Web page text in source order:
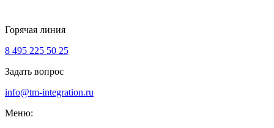
Горячая линия
8 495 225 50 25
Задать вопрос
info@tm-integration.ru
Меню: